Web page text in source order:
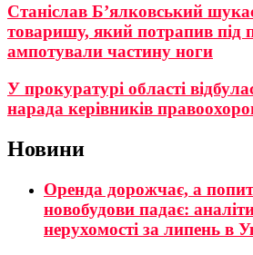
Станіслав Б’ялковський
товаришу, який потрапив під
ампотували частину ноги
У прокуратурі області
нарада керівників
Новини
Оренда дорожчає, а
новобудови падає:
нерухомості за липень в